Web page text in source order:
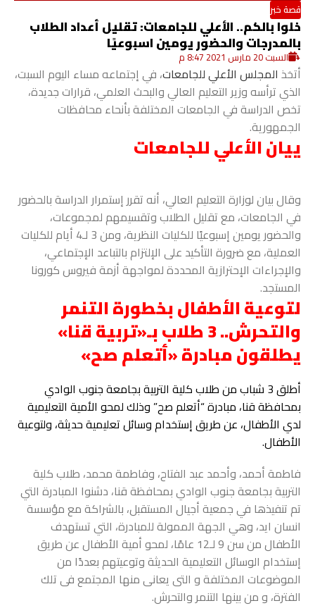
قصة خبر
خلوا بالكم.. الأعلي للجامعات: تقليل أعداد الطلاب
بالمدرجات والحضور يومين اسبوعيًا
السبت 20 مارس 2021 8:47 م
أتخذ المجلس الأعلي للجامعات، في إجتماعه مساء اليوم السبت،
الذي ترأسه وزير التعليم العالي والبحث العلمي، قرارات جديدة،
تخص الدراسة في الجامعات المختلفة بأنحاء محافظات
الجمهورية.
ييان الأعلي للجامعات
وقال بيان لوزارة التعليم العالي، أنه تقرر إستمرار الدراسة بالحضور
في الجامعات، مع تقليل الطلاب وتقسيمهم لمجموعات،
والحضور يومين إسبوعيًا للكليات النظرية، ومن 3 لـ4 أيام للكليات
العملية، مع ضرورة التأكيد على الإلتزام بالتباعد الإجتماعي،
والإجراءات الإحترازية المحددة لمواجهة أزمة فيروس كورونا
المستجد.
لتوعية الأطفال بخطورة التنمر
والتحرش.. 3 طلاب بـ«تربية قنا»
يطلقون مبادرة «أتعلم صح»
أطلق 3 شباب من طلاب كلية التربية بجامعة جنوب الوادي
بمحافظة قنا، مبادرة “أتعلم صح” وذلك لمحو الأمية التعليمية
لدي الأطفال، عن طريق إستخدام وسائل تعليمية حديثة، ولتوعية
الأطفال.
فاطمة أحمد، وأحمد عبد الفتاح، وفاطمة محمد، طلاب كلية
التربية بجامعة جنوب الوادي بمحافظة قنا، دشنوا المبادرة التي
تم تنفيذها في جمعية أجيال المستقبل، بالشراكة مع مؤسسة
انسان ايد، وهي الجهة الممولة للمبادرة، التي تستهدف
الأطفال من سن 9 لـ12 عامًا، لمحو أمية الأطفال عن طريق
إستخدام الوسائل التعليمية الحديثة وتوعيتهم بعددًا من
الموضوعات المختلفة و التى يعانى منها المجتمع فى تلك
الفترة، و من بينها التنمر والتحرش.